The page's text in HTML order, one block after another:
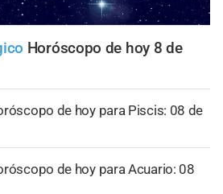
Horóscopo de hoy 8 de
de hoy para Piscis: 08 de
de hoy para Acuario: 08